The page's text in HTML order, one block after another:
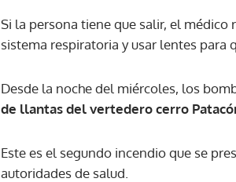
Si la persona tiene que salir, el
sistema respiratoria y usar lentes para
Desde la noche del miércoles, los
de llantas del vertedero cerro
Este es el segundo incendio que se
autoridades de salud.